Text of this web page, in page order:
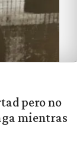
pero no
mientras